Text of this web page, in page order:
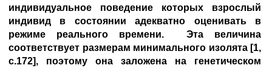
индивидуальное поведение которых взрослый
индивид в состоянии адекватно оценивать в
режиме реального времени. Эта величина
соответствует размерам минимального изолята [1,
с.172], поэтому она заложена на генетическом